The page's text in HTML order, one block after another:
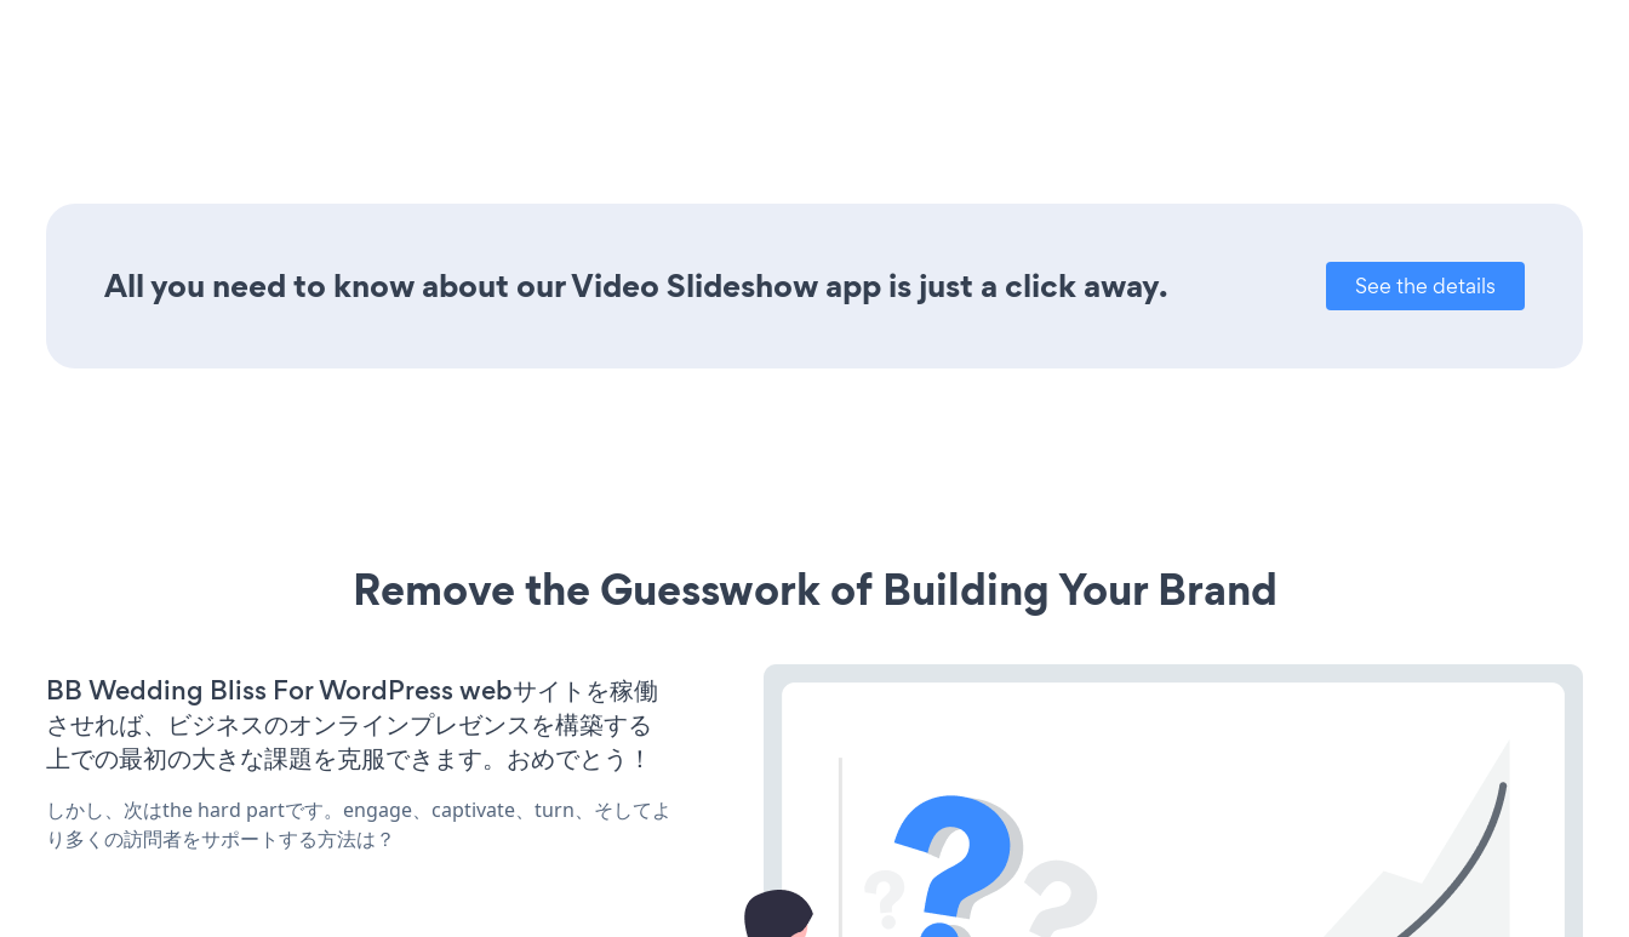
All you need to know about our Video Slideshow app is just a click away. See the details
Remove the Guesswork of Building Your Brand
BB Wedding Bliss For WordPress webサイトを稼働
させれば、ビジネスのオンラインプレゼンスを構築する
上での最初の大きな課題を克服できます。おめでとう！
しかし、次はthe hard partです。engage、captivate、turn、そしてよ
り多くの訪問者をサポートする方法は？